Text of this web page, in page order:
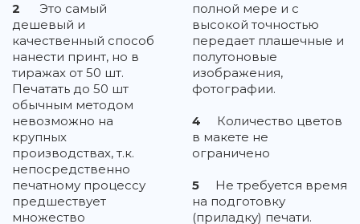
2
Это самый
дешевый и
качественный способ
нанести принт, но в
тиражах от 50 шт.
Печатать до 50 шт
обычным методом
невозможно на
крупных
производствах, т.к.
непосредственно
печатному процессу
предшествует
множество
полной мере и с
высокой точностью
передает плашечные и
полутоновые
изображения,
фотографии.
4
Количество цветов
в макете не
ограничено
5
Не требуется время
на подготовку
(приладку) печати.